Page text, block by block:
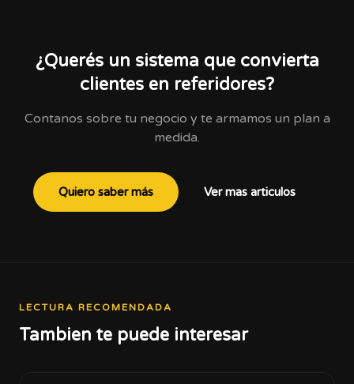
¿Querés un sistema que convierta
clientes en referidores?
Contanos sobre tu negocio y te armamos un plan a
medida.
Quiero saber más Ver mas articulos
LECTURA RECOMENDADA
Tambien te puede interesar